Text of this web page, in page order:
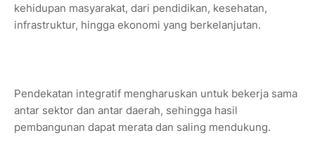
kehidupan masyarakat, dari pendidikan, kesehatan,
infrastruktur, hingga ekonomi yang berkelanjutan.
Pendekatan integratif mengharuskan untuk bekerja sama
antar sektor dan antar daerah, sehingga hasil
pembangunan dapat merata dan saling mendukung.